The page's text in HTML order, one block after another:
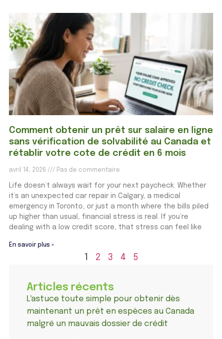
Comment obtenir un prêt sur salaire en ligne
sans vérification de solvabilité au Canada et
rétablir votre cote de crédit en 6 mois
avril 14, 2026 Pas de commentaire
Life doesn’t always wait for your next paycheck. Whether
it’s an unexpected car repair in Calgary, a medical
emergency in Toronto, or just a month where the bills piled
up higher than usual, financial stress is real. If you’re
dealing with a low credit score, that stress can feel like
En savoir plus »
1 2 3 4 5
Articles récents
L'astuce toute simple pour obtenir dès
maintenant un prêt en espèces au Canada
malgré un mauvais dossier de crédit